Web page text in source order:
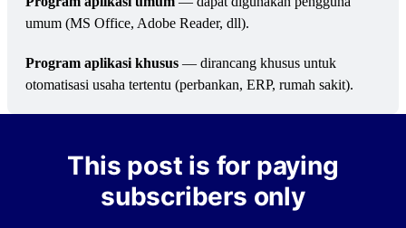
umum (MS Office, Adobe Reader, dll).
Program aplikasi khusus — dirancang khusus untuk
otomatisasi usaha tertentu (perbankan, ERP, rumah sakit).
This post is for paying
subscribers only